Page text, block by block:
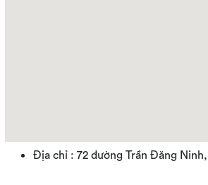
Địa chỉ : 72 đường Trần Đăng